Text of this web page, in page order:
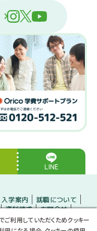
LINE
入学案内
就職について
資料請求
お問合せ
方
企業の方
ポリシー サイトマップ
利用していただくためクッキー